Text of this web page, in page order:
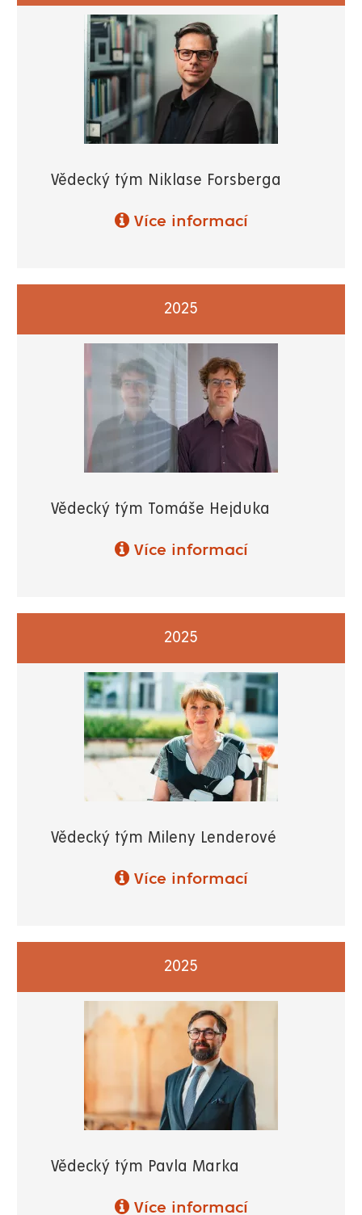
Vědecký tým Niklase Forsberga
Více informací
2025
Vědecký tým Tomáše Hejduka
Více informací
2025
Vědecký tým Mileny Lenderové
Více informací
2025
Vědecký tým Pavla Marka
Více informací